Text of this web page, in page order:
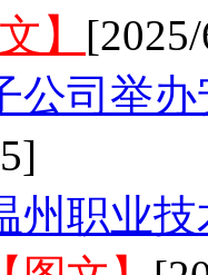
】
公司举
州职业